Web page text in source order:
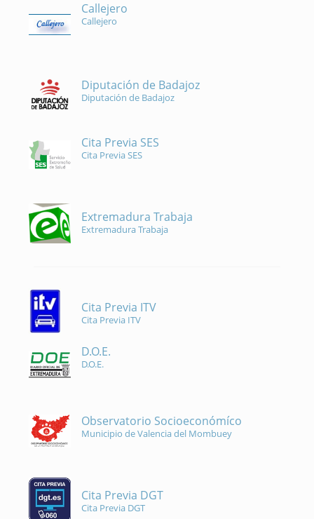
Callejero
Callejero
Diputación de Badajoz
Diputación de Badajoz
Cita Previa SES
Cita Previa SES
Extremadura Trabaja
Extremadura Trabaja
Cita Previa ITV
Cita Previa ITV
D.O.E.
D.O.E.
Observatorio Socioeconómíco
Municipio de Valencia del Mombuey
Cita Previa DGT
Cita Previa DGT